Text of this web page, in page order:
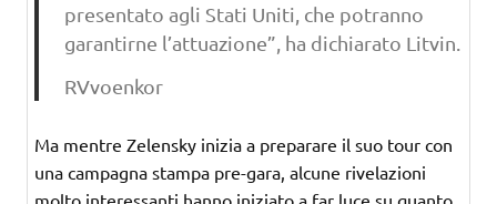
presentato agli Stati Uniti, che potranno
garantirne l’attuazione”, ha dichiarato Litvin.
RVvoenkor
Ma mentre Zelensky inizia a preparare il suo tour con
una campagna stampa pre-gara, alcune rivelazioni